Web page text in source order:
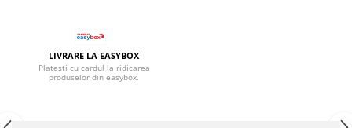
LIVRARE LA EASYBOX
Platesti cu cardul la ridicarea
produselor din easybox.